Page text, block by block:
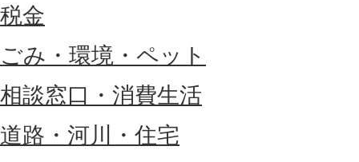
税金
ごみ・環境・ペット
相談窓口・消費生活
道路・河川・住宅